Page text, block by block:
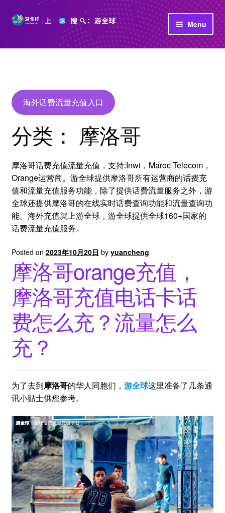
Skip
Skip
Menu
首页
公司介绍
海外话费流量充值入口
分类： 摩洛哥
摩洛哥话费充值流量充值，支持:Inwi，Maroc Telecom，
Orange运营商。游全球提供摩洛哥所有运营商的话费充
值和流量充值服务功能，除了提供话费流量服务之外，游
全球还提供摩洛哥的在线实时话费查询功能和流量查询功
能。海外充值就上游全球，游全球提供全球160+国家的
话费流量充值服务。
Posted on 2023年10月20日 by yuancheng
摩洛哥orange充值，
摩洛哥充值电话卡话
费怎么充？流量怎么
充？
为了去到摩洛哥的华人同胞们， 游全球这里准备了几条通
讯小贴士供您参考。